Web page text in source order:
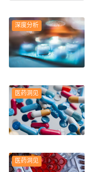
深度分析
医药洞见
医药洞见